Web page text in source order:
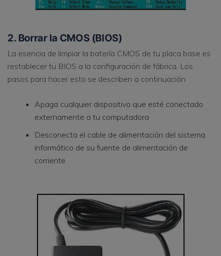
2. Borrar la CMOS (BIOS)
La esencia de limpiar la batería CMOS de tu placa base es
restablecer tu BIOS a la configuración de fábrica. Los
pasos para hacer esto se describen a continuación:
Apaga cualquier dispositivo que esté conectado
externamente a tu computadora
Desconecta el cable de alimentación del sistema
informático de su fuente de alimentación de
corriente